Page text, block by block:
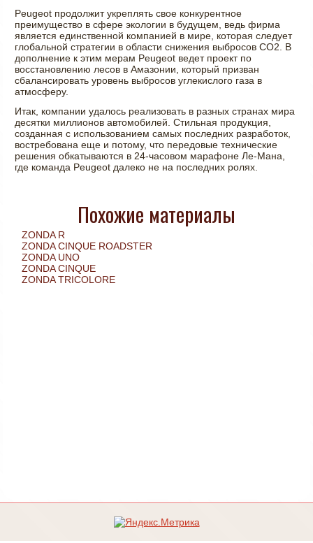
Peugeot продолжит укреплять свое конкурентное
преимущество в сфере экологии в будущем, ведь фирма
является единственной компанией в мире, которая следует
глобальной стратегии в области снижения выбросов СО2. В
дополнение к этим мерам Peugeot ведет проект по
восстановлению лесов в Амазонии, который призван
сбалансировать уровень выбросов углекислого газа в
атмосферу.
Итак, компании удалось реализовать в разных странах мира
десятки миллионов автомобилей. Стильная продукция,
созданная с использованием самых последних разработок,
востребована еще и потому, что передовые технические
решения обкатываются в 24-часовом марафоне Ле-Мана,
где команда Peugeot далеко не на последних ролях.
Похожие материалы
ZONDA R
ZONDA CINQUE ROADSTER
ZONDA UNO
ZONDA CINQUE
ZONDA TRICOLORE